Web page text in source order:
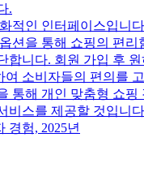
.
적인 인터페이스입니
션을 통해 쇼핑의 편리
합니다. 회원 가입 후
소비자들의 편의를
통해 개인 맞춤형 쇼
비스를 제공할 것입니
경험, 2025년